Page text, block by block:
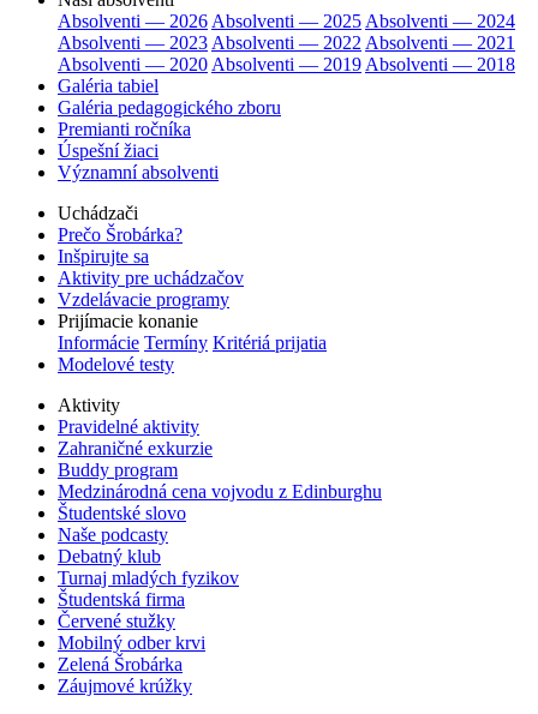
Absolventi — 2026 Absolventi — 2025 Absolventi — 2024
Absolventi — 2023 Absolventi — 2022 Absolventi — 2021
Absolventi — 2020 Absolventi — 2019 Absolventi — 2018
Galéria tabiel
Galéria pedagogického zboru
Premianti ročníka
Úspešní žiaci
Významní absolventi
Uchádzači
Prečo Šrobárka?
Inšpirujte sa
Aktivity pre uchádzačov
Vzdelávacie programy
Prijímacie konanie
Informácie Termíny Kritériá prijatia
Modelové testy
Aktivity
Pravidelné aktivity
Zahraničné exkurzie
Buddy program
Medzinárodná cena vojvodu z Edinburghu
Študentské slovo
Naše podcasty
Debatný klub
Turnaj mladých fyzikov
Študentská firma
Červené stužky
Mobilný odber krvi
Zelená Šrobárka
Záujmové krúžky